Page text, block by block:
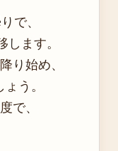
で、
ます。
り始め、
う。
で、